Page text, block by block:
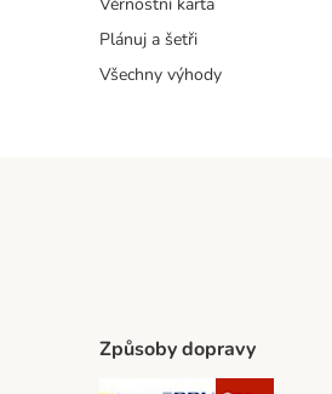
Plánuj a šetři
Všechny výhody
Způsoby dopravy